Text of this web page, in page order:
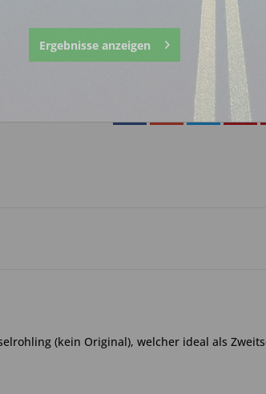
Fragen
Artikel-Nr.:
(kein Original), welcher ideal als
Ergebnisse anzeigen